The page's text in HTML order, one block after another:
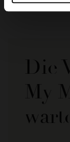
Die
My